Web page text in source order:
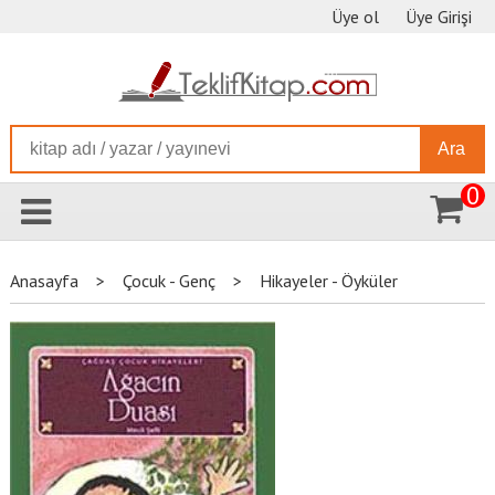
Üye ol Üye Girişi
Ara
0
Anasayfa > Çocuk - Genç > Hikayeler - Öyküler